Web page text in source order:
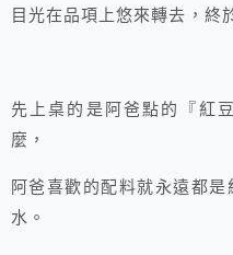
目光在品項上悠來轉去，終
先上桌的是阿爸點的『紅
麼，
阿爸喜歡的配料就永遠都
水。